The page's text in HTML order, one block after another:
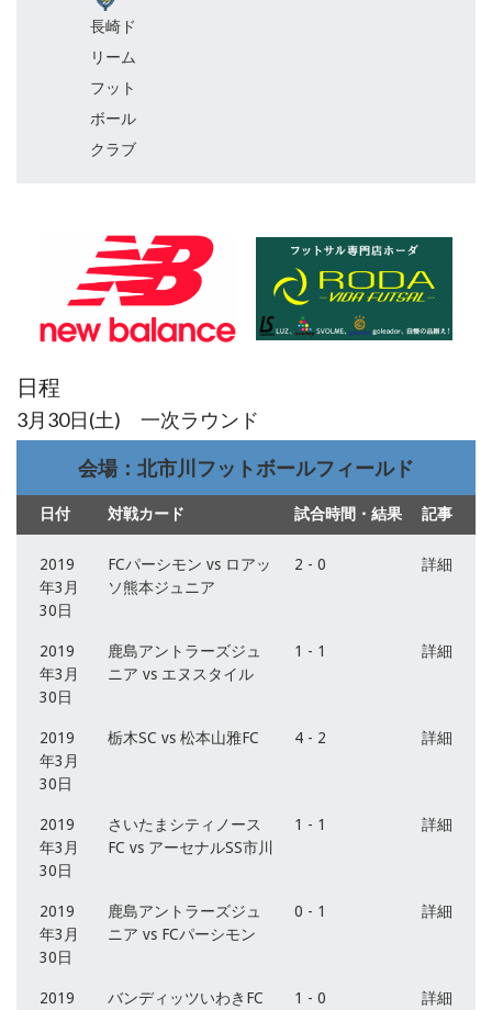
長崎ド
リーム
フット
ボール
クラブ
日程
3月30日(土) 一次ラウンド
会場：北市川フットボールフィールド
日付 対戦カード 試合時間・結果 記事
2019
年3月
30日
FCパーシモン vs ロアッ
ソ熊本ジュニア
2 - 0 詳細
2019
年3月
30日
鹿島アントラーズジュ
ニア vs エヌスタイル
1 - 1 詳細
2019
年3月
30日
栃木SC vs 松本山雅FC 4 - 2 詳細
2019
年3月
30日
さいたまシティノース
FC vs アーセナルSS市川
1 - 1 詳細
2019
年3月
30日
鹿島アントラーズジュ
ニア vs FCパーシモン
0 - 1 詳細
2019
バンディッツいわきFC
1 - 0 詳細